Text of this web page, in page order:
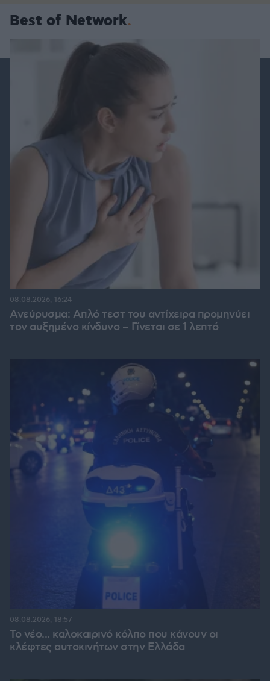
Best of Network
Ανεύρυσμα: Απλό τεστ του αντίχειρα προμηνύει
τον αυξημένο κίνδυνο – Γίνεται σε 1 λεπτό
08.08.2026, 16:24
Το νέο... καλοκαιρινό κόλπο που κάνουν οι
κλέφτες αυτοκινήτων στην Ελλάδα
08.08.2026, 18:57